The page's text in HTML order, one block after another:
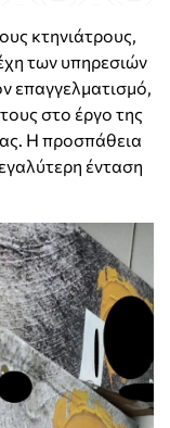
κτηνιάτρους,
των υπηρεσιών
επαγγελματισμό,
στο έργο της
Η προσπάθεια
ένταση